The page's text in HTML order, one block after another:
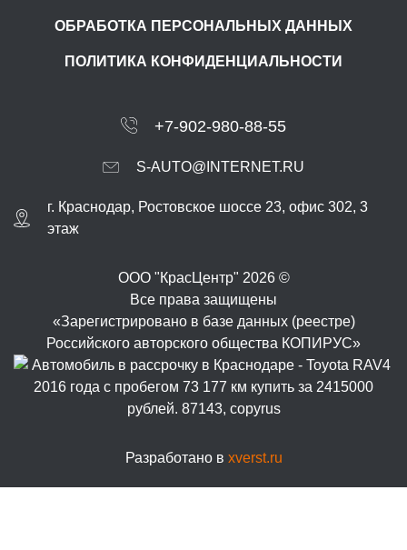
ОБРАБОТКА ПЕРСОНАЛЬНЫХ ДАННЫХ
ПОЛИТИКА КОНФИДЕНЦИАЛЬНОСТИ
+7-902-980-88-55
S-AUTO@INTERNET.RU
г. Краснодар, Ростовское шоссе 23, офис 302, 3
этаж
ООО "КрасЦентр" 2026 ©
Все права защищены
«Зарегистрировано в базе данных (реестре)
Российского авторского общества КОПИРУС»
Разработано в xverst.ru